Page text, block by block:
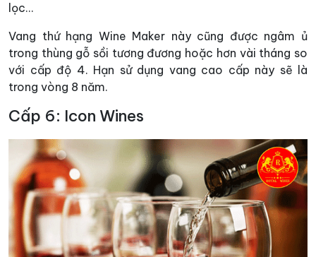
lọc…
Vang thứ hạng Wine Maker này cũng được ngâm ủ
trong thùng gỗ sồi tương đương hoặc hơn vài tháng so
với cấp độ 4. Hạn sử dụng vang cao cấp này sẽ là
trong vòng 8 năm.
Cấp 6: Icon Wines